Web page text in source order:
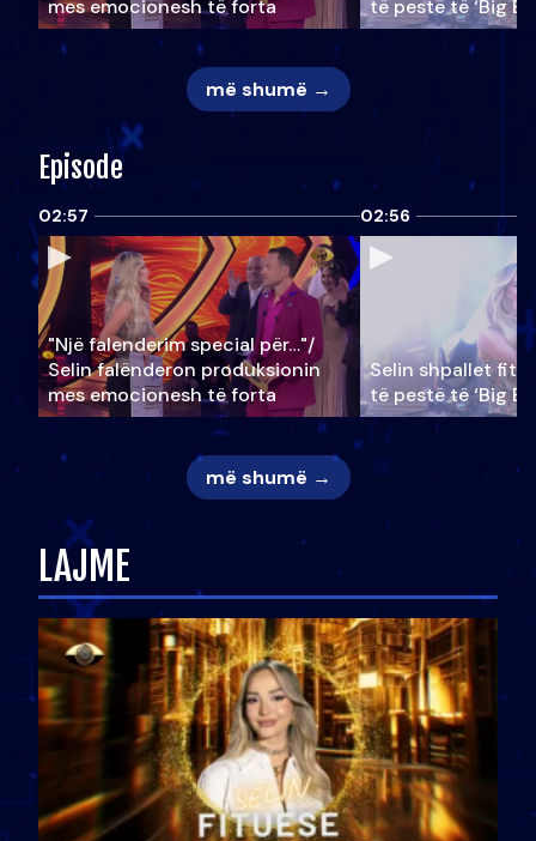
mes emocionesh të forta
të pestë të ‘Big
më shumë →
Episode
02:57
"Një falenderim special për…"/
Selin falënderon produksionin
mes emocionesh të forta
02:56
Selin shpallet
të pestë të ‘Big
më shumë →
LAJME